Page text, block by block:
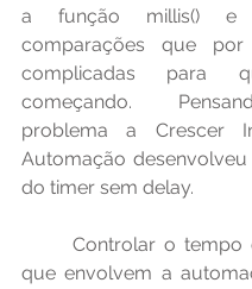
a função millis() e
comparações que
complicadas para
começando.
problema a Crescer
Automação
do timer sem delay.
que envolvem a